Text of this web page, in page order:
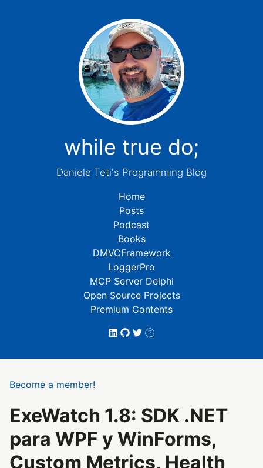
while true do;
Daniele Teti's Programming Blog
Home
Posts
Podcast
Books
DMVCFramework
LoggerPro
MCP Server Delphi
Open Source Projects
Premium Contents
Become a member!
ExeWatch 1.8: SDK .NET
para WPF y WinForms,
Custom Metrics, Health